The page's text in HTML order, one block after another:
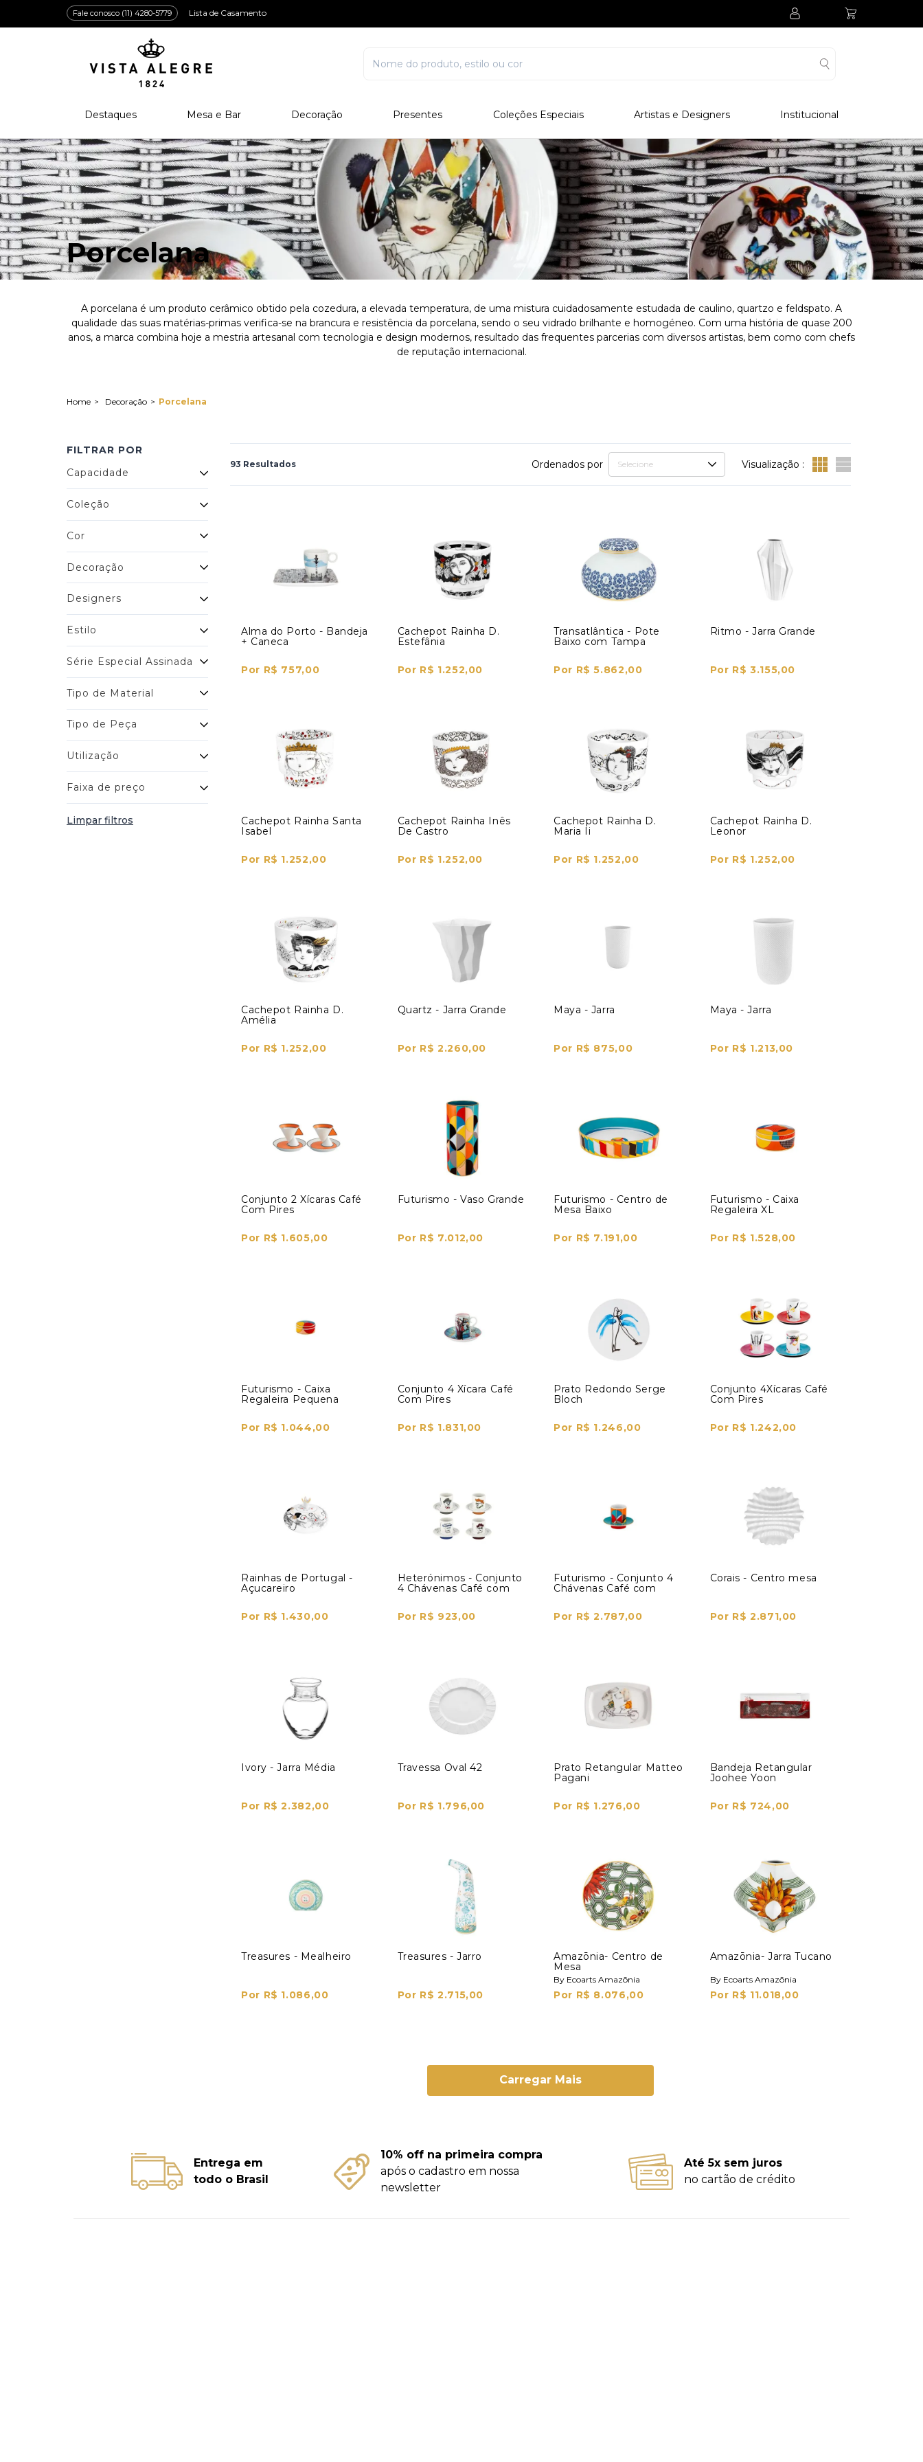
Fale conosco (11) 4280-5779 Lista de Casamento
Destaques
Prêmios e Distinções
Bar e Enologia
Coleção Amazōnia
Mesa e Bar
Cristal
Vidro
Cutelaria
Decoração
Cristal
Presentes
Para Ele
Para Ela
Todos
Coleções Especiais
Outros Colecionáveis
Artistas e Designers
Institucional
Visitar Museu
Visitar Fabrica
Hotel
Clube Colecionadores
Porcelana
A porcelana é um produto cerâmico obtido pela cozedura, a elevada temperatura, de uma mistura cuidadosamente estudada de caulino, quartzo e feldspato. A
qualidade das suas matérias-primas verifica-se na brancura e resistência da porcelana, sendo o seu vidrado brilhante e homogéneo. Com uma história de quase 200
anos, a marca combina hoje a mestria artesanal com tecnologia e design modernos, resultado das frequentes parcerias com diversos artistas, bem como com chefs
de reputação internacional.
Decoração Porcelana
FILTRAR POR
Capacidade
Coleção
Cor
Decoração
Designers
Estilo
Série Especial Assinada
Tipo de Material
Tipo de Peça
Utilização
Faixa de preço
Limpar filtros
93 Resultados Ordenados por Selecione Visualização :
Alma do Porto - Bandeja
+ Caneca
Por R$ 757,00
Cachepot Rainha D.
Estefânia
Por R$ 1.252,00
Transatlântica - Pote
Baixo com Tampa
Por R$ 5.862,00
Ritmo - Jarra Grande
Por R$ 3.155,00
Cachepot Rainha Santa
Isabel
Por R$ 1.252,00
Cachepot Rainha Inês
De Castro
Por R$ 1.252,00
Cachepot Rainha D.
Maria Ii
Por R$ 1.252,00
Cachepot Rainha D.
Leonor
Por R$ 1.252,00
Cachepot Rainha D.
Amélia
Por R$ 1.252,00
Quartz - Jarra Grande
Por R$ 2.260,00
Maya - Jarra
Por R$ 875,00
Maya - Jarra
Por R$ 1.213,00
Conjunto 2 Xícaras Café
Com Pires
Por R$ 1.605,00
Futurismo - Vaso Grande
Por R$ 7.012,00
Futurismo - Centro de
Mesa Baixo
Por R$ 7.191,00
Futurismo - Caixa
Regaleira XL
Por R$ 1.528,00
Futurismo - Caixa
Regaleira Pequena
Por R$ 1.044,00
Conjunto 4 Xícara Café
Com Pires
Por R$ 1.831,00
Prato Redondo Serge
Bloch
Por R$ 1.246,00
Conjunto 4Xícaras Café
Com Pires
Por R$ 1.242,00
Rainhas de Portugal -
Açucareiro
Por R$ 1.430,00
Heterónimos - Conjunto
4 Chávenas Café com
Por R$ 923,00
Futurismo - Conjunto 4
Chávenas Café com
Por R$ 2.787,00
Corais - Centro mesa
Por R$ 2.871,00
Ivory - Jarra Média
Por R$ 2.382,00
Travessa Oval 42
Por R$ 1.796,00
Prato Retangular Matteo
Pagani
Por R$ 1.276,00
Bandeja Retangular
Joohee Yoon
Por R$ 724,00
Treasures - Mealheiro
Por R$ 1.086,00
Treasures - Jarro
Por R$ 2.715,00
Amazōnia- Centro de
Mesa
By Ecoarts Amazōnia
Por R$ 8.076,00
Amazōnia- Jarra Tucano
By Ecoarts Amazōnia
Por R$ 11.018,00
Carregar Mais
Entrega em
todo o Brasil
10% off na primeira compra
após o cadastro em nossa
newsletter
Até 5x sem juros
no cartão de crédito